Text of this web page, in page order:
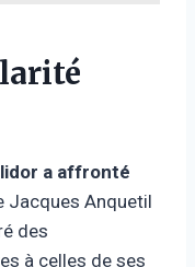
a affronté
Jacques Anquetil
des
à celles de ses